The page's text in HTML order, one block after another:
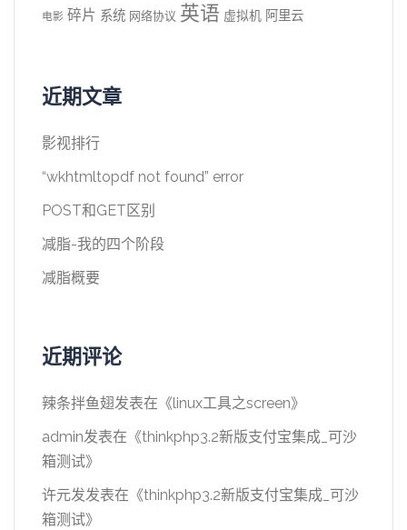
电影 碎片 系统 网络协议 英语 虚拟机 阿里云
近期文章
影视排行
“wkhtmltopdf not found” error
POST和GET区别
减脂-我的四个阶段
减脂概要
近期评论
辣条拌鱼翅发表在《linux工具之screen》
admin发表在《thinkphp3.2新版支付宝集成_可沙
箱测试》
许元发发表在《thinkphp3.2新版支付宝集成_可沙
箱测试》